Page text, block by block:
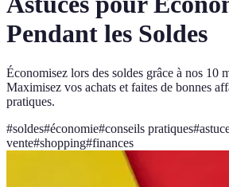
Pendant les Soldes
Économisez lors des soldes grâce à nos 10
Maximisez vos achats et faites de bonnes
pratiques.
#soldes#économie#conseils pratiques#
vente#shopping#finances